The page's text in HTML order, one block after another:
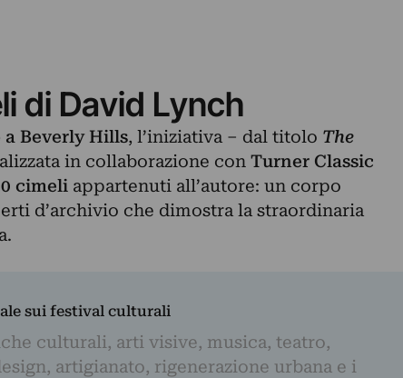
di David Lynch
a Beverly Hills, l’iniziativa – dal titolo The
in collaborazione conTurner Classic
cimeli appartenuti all’autore: un corpo
d’archivio che dimostra la straordinaria
sui festival culturali
culturali, arti visive, musica, teatro,
artigianato, rigenerazione urbana e i